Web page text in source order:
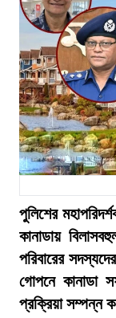
পুলিশের
কানাডায়
পরিবারের
গোপনে কানাডা
প্রক্রিয়া সম্পন্ন